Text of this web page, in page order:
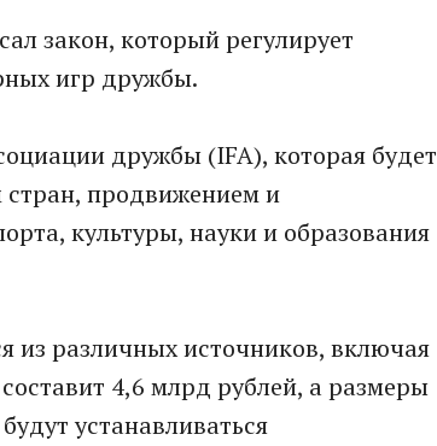
закон, который регулирует
игр дружбы.
дружбы (IFA), которая будет
стран, продвижением и
культуры, науки и образования
из различных источников, включая
4,6 млрд рублей, а размеры
устанавливаться